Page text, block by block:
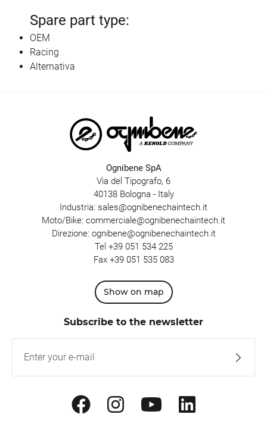
Spare part type:
OEM
Racing
Alternativa
Ognibene SpA
Via del Tipografo, 6
40138 Bologna - Italy
Industria: sales@ognibenechaintech.it
Moto/Bike: commerciale@ognibenechaintech.it
Direzione: ognibene@ognibenechaintech.it
Tel +39 051 534 225
Fax +39 051 535 083
Show on map
Subscribe to the newsletter